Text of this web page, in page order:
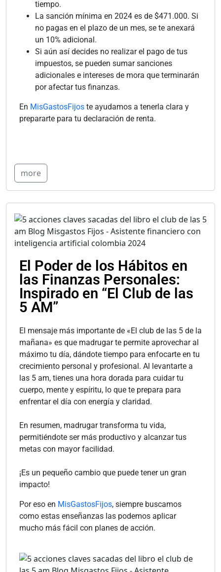
tiempo.
La sanción mínima en 2024 es de $471.000. Si
no pagas en el plazo de un mes, se te anexará
un 10% adicional.
Si aún así decides no realizar el pago de tus
impuestos, se pueden sumar sanciones
adicionales e intereses de mora que terminarán
por afectar tus finanzas.
En MisGastosFijos te ayudamos a tenerla clara y
prepararte para tu declaración de renta.
more
El Poder de los Hábitos en
las Finanzas Personales:
Inspirado en “El Club de las
5 AM”
El mensaje más importante de «El club de las 5 de la
mañana» es que madrugar te permite aprovechar al
máximo tu día, dándote tiempo para enfocarte en tu
crecimiento personal y profesional. Al levantarte a
las 5 am, tienes una hora dorada para cuidar tu
cuerpo, mente y espíritu, lo que te prepara para
enfrentar el día con energía y claridad.
En resumen, madrugar transforma tu vida,
permitiéndote ser más productivo y alcanzar tus
metas con mayor facilidad.
¡Es un pequeño cambio que puede tener un gran
impacto!
Por eso en MisGastosFijos, siempre buscamos
como estas enseñanzas las podemos aplicar
mucho más fácil con planes de acción.